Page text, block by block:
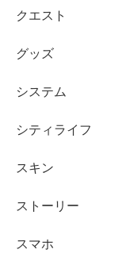
クエスト
グッズ
システム
シティライフ
スキン
ストーリー
スマホ